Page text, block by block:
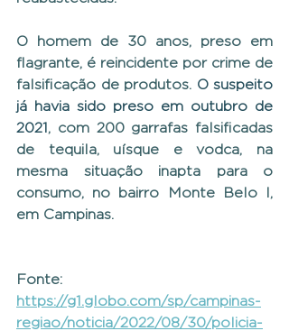
O homem de 30 anos, preso em
flagrante, é reincidente por crime de
falsificação de produtos. O suspeito
já havia sido preso em outubro de
2021 , com 200 garrafas falsificadas
de tequila, uísque e vodca, na
mesma situação inapta para o
consumo, no bairro Monte Belo I,
em Campinas.
Fonte:
https://g1.globo.com/sp/campinas-
regiao/noticia/2022/08/30/policia-